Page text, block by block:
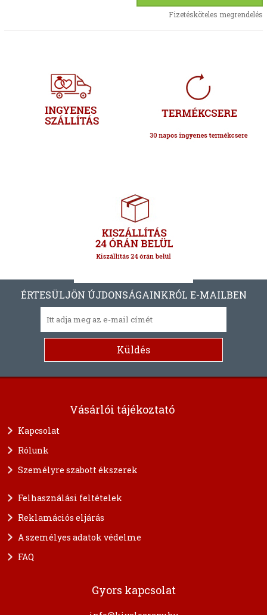
Fizetésköteles megrendelés
ÉRTESÜLJÖN ÚJDONSÁGAINKRÓL E-MAILBEN
Vásárlói tájékoztató
Kapcsolat
Rólunk
Személyre szabott ékszerek
Felhasználási feltételek
Reklamációs eljárás
A személyes adatok védelme
FAQ
Gyors kapcsolat